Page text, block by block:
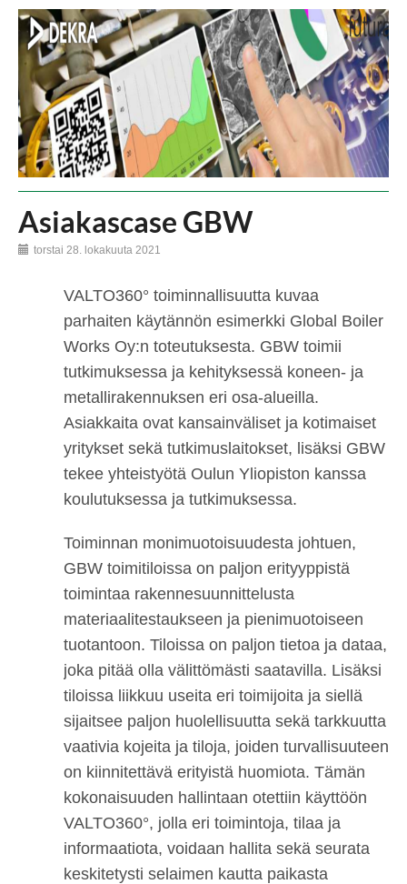
Asiakascase GBW
torstai 28. lokakuuta 2021
VALTO360° toiminnallisuutta kuvaa
parhaiten käytännön esimerkki Global Boiler
Works Oy:n toteutuksesta. GBW toimii
tutkimuksessa ja kehityksessä koneen- ja
metallirakennuksen eri osa-alueilla.
Asiakkaita ovat kansainväliset ja kotimaiset
yritykset sekä tutkimuslaitokset, lisäksi GBW
tekee yhteistyötä Oulun Yliopiston kanssa
koulutuksessa ja tutkimuksessa.
Toiminnan monimuotoisuudesta johtuen,
GBW toimitiloissa on paljon erityyppistä
toimintaa rakennesuunnittelusta
materiaalitestaukseen ja pienimuotoiseen
tuotantoon. Tiloissa on paljon tietoa ja dataa,
joka pitää olla välittömästi saatavilla. Lisäksi
tiloissa liikkuu useita eri toimijoita ja siellä
sijaitsee paljon huolellisuutta sekä tarkkuutta
vaativia kojeita ja tiloja, joiden turvallisuuteen
on kiinnitettävä erityistä huomiota. Tämän
kokonaisuuden hallintaan otettiin käyttöön
VALTO360°, jolla eri toimintoja, tilaa ja
informaatiota, voidaan hallita sekä seurata
keskitetysti selaimen kautta paikasta